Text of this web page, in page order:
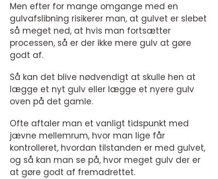
Men efter for mange omgange med en
gulvafslibning risikerer man, at gulvet er slebet
så meget ned, at hvis man fortsætter
processen, så er der ikke mere gulv at gøre
godt af.
Så kan det blive nødvendigt at skulle hen at
lægge et nyt gulv eller lægge et nyere gulv
oven på det gamle.
Ofte aftaler man et vanligt tidspunkt med
jævne mellemrum, hvor man lige får
kontrolleret, hvordan tilstanden er med gulvet,
og så kan man se på, hvor meget gulv der er
at gøre godt af fremadrettet.